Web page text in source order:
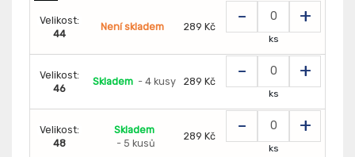
Velikost:
44
Není skladem 289 Kč - +
ks
Velikost:
46
Skladem - 4 kusy 289 Kč - +
ks
Velikost:
48
Skladem
- 5 kusů
289 Kč - +
ks